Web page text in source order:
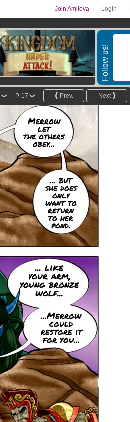
Login
Join Amilova
Follow us!
Next
Prev.
P. 17
Merrow
let
the others
obey...
... but
she does
only
want to
return
to her
pond.
... like
your arm,
young bronze
wolf...
...Merrow
could
restore it
for you...